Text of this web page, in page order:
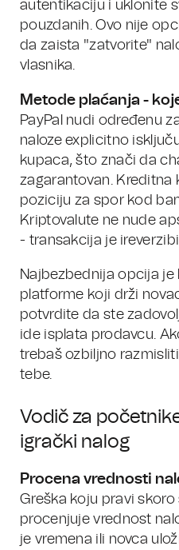
autentikaciju i uklonite
pouzdanih. Ovo nije
da zaista "zatvorite"
vlasnika.
Metode plaćanja -
PayPal nudi određenu
naloze explicitno
kupaca, što znači da
zagarantovan. Kreditna
poziciju za spor kod
Kriptovalute ne nude
- transakcija je
Najbezbednija opcija
platforme koji drži
potvrdite da ste
ide isplata prodavcu.
trebaš ozbiljno
tebe.
Vodič za
igrački nalog
Procena vrednosti
Greška koju pravi
procenjuje vrednost
je vremena ili novca